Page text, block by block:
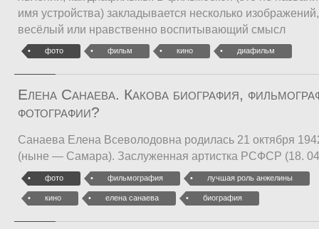
имя устройства) закладывается несколько
весёлый или нравственно воспитывающий смысл
фото фильм кино диафильм
Елена Санаева. Какова биография,
фотографии?
Санаева Елена Всеволодовна родилась 21 октября
(ныне — Самара). Заслуженная артистка РСФСР (18. 04
фото фильмография лучшая роль анжелины
кино елена санаева биография